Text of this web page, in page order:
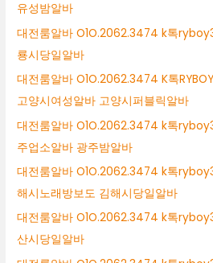
유성밤알바
대전룸알바 O1O.2062.3474 k톡
룡시당일알바
대전룸알바 O1O.2062.3474 K톡
고양시여성알바 고양시퍼블릭알바
대전룸알바 O1O.2062.3474 k톡
주업소알바 광주밤알바
대전룸알바 O1O.2062.3474 k톡
해시노래방보도 김해시당일알바
대전룸알바 O1O.2062.3474 k톡
산시당일알바